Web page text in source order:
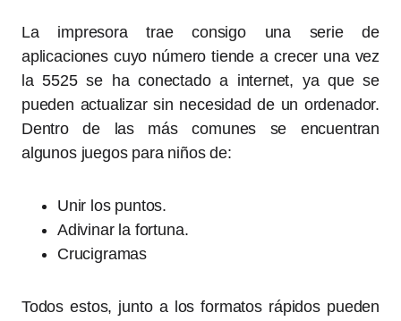
La impresora trae consigo una serie de
aplicaciones cuyo número tiende a crecer una vez
la 5525 se ha conectado a internet, ya que se
pueden actualizar sin necesidad de un ordenador.
Dentro de las más comunes se encuentran
algunos juegos para niños de:
Unir los puntos.
Adivinar la fortuna.
Crucigramas
Todos estos, junto a los formatos rápidos pueden